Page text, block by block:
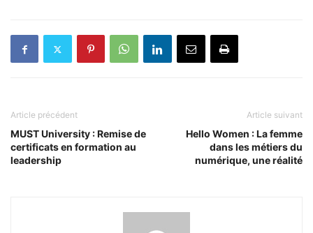
Article précédent
MUST University : Remise de
certificats en formation au
leadership
Article suivant
Hello Women : La femme
dans les métiers du
numérique, une réalité